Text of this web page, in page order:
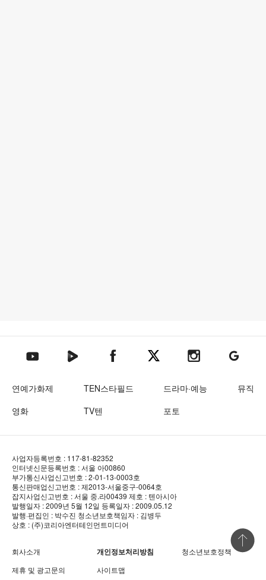
텐아시아 유튜브텐아시아 네이버TV텐아시아 페이스북텐아시아 엑스텐아시아 인스타그램
텐아시아
연예가화제 TEN스타필드 드라마·예능
뮤직
영화
TV텐 포토
사업자등록번호 : 117-81-82352
인터넷신문등록번호 : 서울 아00860
부가통신사업신고번호 : 2-01-13-0003호
통신판매업신고번호 : 제2013-서울중구-0064호
잡지사업신고번호 : 서울 중.라00439 제호 : 텐아시아
발행일자 : 2009년 5월 12일 등록일자 : 2009.05.12
발행·편집인 : 박수진 청소년보호책임자 : 김병두
상호 : (주)코리아엔터테인먼트미디어
회사소개 개인정보처리방침
청소년보호정책
제휴 및 광고문의
사이트맵
상단 바로